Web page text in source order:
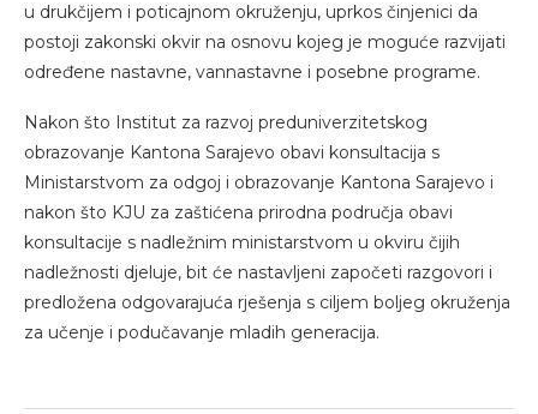
u drukčijem i poticajnom okruženju, uprkos činjenici da
postoji zakonski okvir na osnovu kojeg je moguće razvijati
određene nastavne, vannastavne i posebne programe.
Nakon što Institut za razvoj preduniverzitetskog
obrazovanje Kantona Sarajevo obavi konsultacija s
Ministarstvom za odgoj i obrazovanje Kantona Sarajevo i
nakon što KJU za zaštićena prirodna područja obavi
konsultacije s nadležnim ministarstvom u okviru čijih
nadležnosti djeluje, bit će nastavljeni započeti razgovori i
predložena odgovarajuća rješenja s ciljem boljeg okruženja
za učenje i podučavanje mladih generacija.